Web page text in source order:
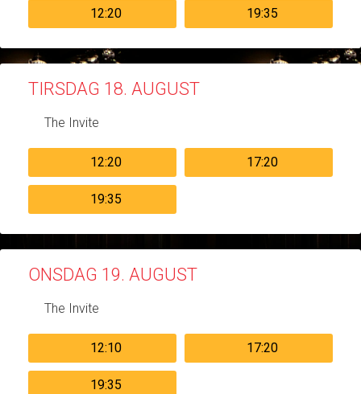
12:20 19:35
TIRSDAG 18. AUGUST
The Invite
12:20 17:20
19:35
ONSDAG 19. AUGUST
The Invite
12:10 17:20
19:35